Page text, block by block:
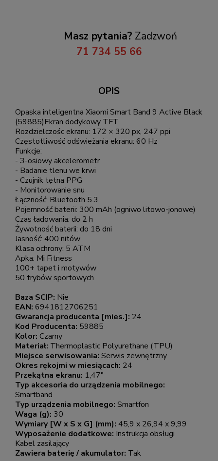
Masz pytania? Zadzwoń
71 734 55 66
OPIS
Opaska inteligentna Xiaomi Smart Band 9 Active Black
(59885)Ekran dodykowy TFT
Rozdzielczośc ekranu: 172 × 320 px, 247 ppi
Częstotliwość odświeżania ekranu: 60 Hz
Funkcje:
- 3-osiowy akcelerometr
- Badanie tlenu we krwi
- Czujnik tętna PPG
- Monitorowanie snu
Łączność: Bluetooth 5.3
Pojemność baterii: 300 mAh (ogniwo litowo-jonowe)
Czas ładowania: do 2 h
Żywotność baterii: do 18 dni
Jasność: 400 nitów
Klasa ochrony: 5 ATM
Apka: Mi Fitness
100+ tapet i motywów
50 trybów sportowych
Baza SCIP: Nie
EAN: 6941812706251
Gwarancja producenta [mies.]: 24
Kod Producenta: 59885
Kolor: Czarny
Materiał: Thermoplastic Polyurethane (TPU)
Miejsce serwisowania: Serwis zewnętrzny
Okres rękojmi w miesiącach: 24
Przekątna ekranu: 1,47"
Typ akcesoria do urządzenia mobilnego:
Smartband
Typ urządzenia mobilnego: Smartfon
Waga (g): 30
Wymiary [W x S x G] (mm): 45,9 x 26,94 x 9,99
Wyposażenie dodatkowe: Instrukcja obsługi
Kabel zasilający
Zawiera baterię / akumulator: Tak